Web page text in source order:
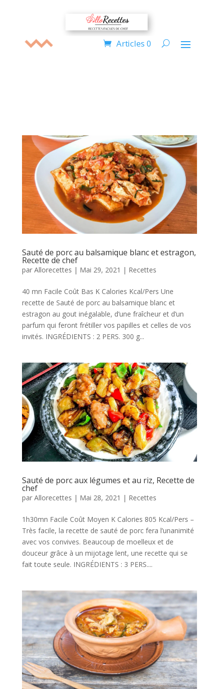
Articles 0
Sauté de porc au balsamique blanc et estragon,
Recette de chef
par Allorecettes | Mai 29, 2021 | Recettes
40 mn Facile Coût Bas K Calories Kcal/Pers Une
recette de Sauté de porc au balsamique blanc et
estragon au gout inégalable, d’une fraîcheur et d’un
parfum qui feront frétiller vos papilles et celles de vos
invités. INGRÉDIENTS : 2 PERS. 300 g...
Sauté de porc aux légumes et au riz, Recette de
chef
par Allorecettes | Mai 28, 2021 | Recettes
1h30mn Facile Coût Moyen K Calories 805 Kcal/Pers –
Très facile, la recette de sauté de porc fera l’unanimité
avec vos convives. Beaucoup de moelleux et de
douceur grâce à un mijotage lent, une recette qui se
fait toute seule. INGRÉDIENTS : 3 PERS....